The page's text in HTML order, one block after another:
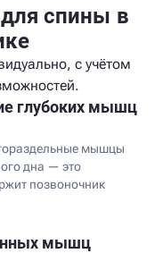
спины в
с учётом
глубоких мышц
мышцы
дна — это
позвоночник
мышц